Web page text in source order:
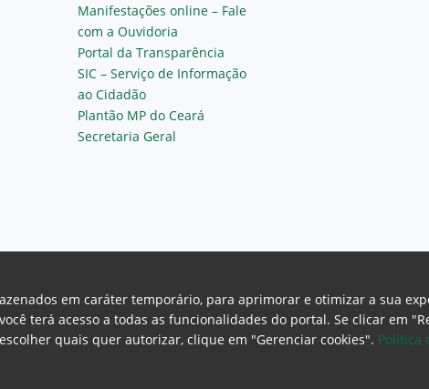
Manifestações online – Fale
com a Ouvidoria
Portal da Transparência
SIC – Serviço de Informação
ao Cidadão
Plantão MP do Ceará
Secretaria Geral
Geral de Justiça
- CEP: 60.822-325
em caráter temporário, para aprimorar e otimizar a sua
terá acesso a todas as funcionalidades do portal. Se clicar em
quais quer autorizar, clique em "Gerenciar cookies". Politica